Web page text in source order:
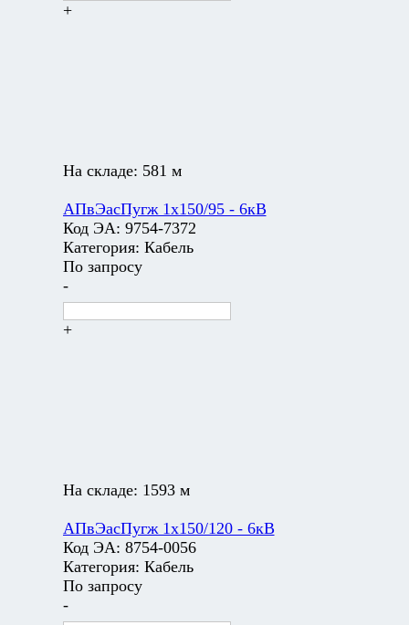
+
На складе: 581 м
АПвЭасПугж 1х150/95 - 6кВ
Код ЭА: 9754-7372
Категория: Кабель
По запросу
-
+
На складе: 1593 м
АПвЭасПугж 1х150/120 - 6кВ
Код ЭА: 8754-0056
Категория: Кабель
По запросу
-